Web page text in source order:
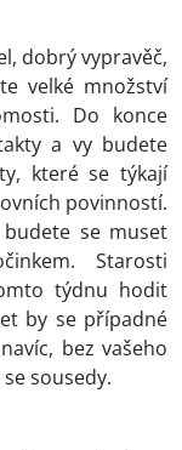
dobrý vypravěč,
velké množství
Do konce
a vy budete
které se týkají
povinností.
se muset
Starosti
týdnu hodit
by se případné
bez vašeho
sousedy.